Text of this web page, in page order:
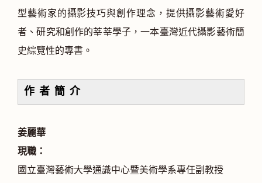
型藝術家的攝影技巧與創作理念，提供攝影藝術愛好
者、研究和創作的莘莘學子，一本臺灣近代攝影藝術簡
史綜覽性的專書。
作 者 簡 介
姜麗華
現職：
國立臺灣藝術大學通識中心暨美術學系專任副教授